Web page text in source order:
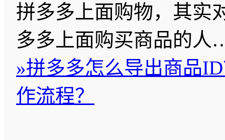
拼多多上面购物，其实
多多上面购买商品的
»拼多多怎么导出商品
作流程？